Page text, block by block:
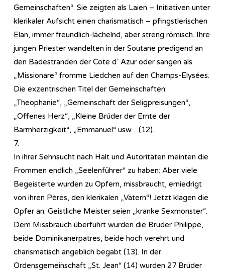
Gemeinschaften“. Sie zeigten als Laien – Initiativen unter
klerikaler Aufsicht einen charismatisch – pfingstlerischen
Elan, immer freundlich-lächelnd, aber streng römisch. Ihre
jungen Priester wandelten in der Soutane predigend an
den Badestränden der Cote d` Azur oder sangen als
„Missionare“ fromme Liedchen auf den Champs-Elysées.
Die exzentrischen Titel der Gemeinschaften:
„Theophanie“, „Gemeinschaft der Seligpreisungen“,
„Offenes Herz“, „Kleine Brüder der Ernte der
Barmherzigkeit“, „Emmanuel“ usw…(12).
7.
In ihrer Sehnsucht nach Halt und Autoritäten meinten die
Frommen endlich „Seelenführer“ zu haben: Aber viele
Begeisterte wurden zu Opfern, missbraucht, erniedrigt
von ihren Pères, den klerikalen „Vätern“! Jetzt klagen die
Opfer an: Geistliche Meister seien „kranke Sexmonster“.
Dem Missbrauch überführt wurden die Brüder Philippe,
beide Dominikanerpatres, beide hoch verehrt und
charismatisch angeblich begabt (13). In der
Ordensgemeinschaft „St. Jean“ (14) wurden 27 Brüder